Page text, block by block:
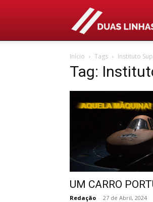
Início Tags Instituto
Tag:
UM CARRO
Redação - 27 de Abril, 2024